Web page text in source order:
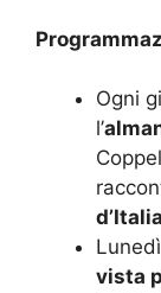
Ogni
l’
vista